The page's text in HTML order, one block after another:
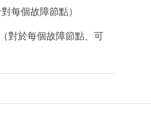
對每個故障節點）
（對於每個故障節點、可